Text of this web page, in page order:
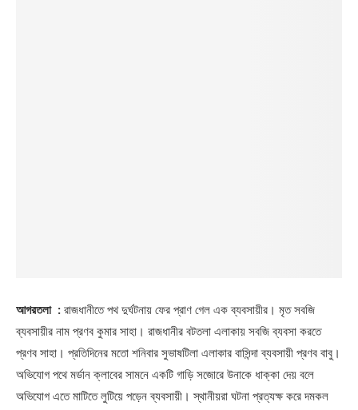
আগরতলা : রাজধানীতে পথ দুর্ঘটনায় ফের প্রাণ গেল এক ব্যবসায়ীর। মৃত সবজি
ব্যবসায়ীর নাম প্রণব কুমার সাহা। রাজধানীর বটতলা এলাকায় সবজি ব্যবসা করতে
প্রণব সাহা। প্রতিদিনের মতো শনিবার সুভাষটিলা এলাকার বাসিন্দা ব্যবসায়ী প্রণব বাবু।
অভিযোগ পথে মর্ডান ক্লাবের সামনে একটি গাড়ি সজোরে উনাকে ধাক্কা দেয় বলে
অভিযোগ এতে মাটিতে লুটিয়ে পড়েন ব্যবসায়ী। স্থানীয়রা ঘটনা প্রত্যক্ষ করে দমকল